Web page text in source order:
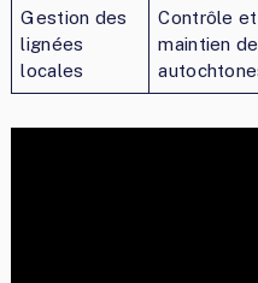
Gestion des
lignées
locales
Contrôle et
maintien